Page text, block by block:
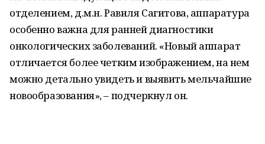
отделением, д.м.н. Равиля Сагитова, аппаратура
особенно важна для ранней диагностики
онкологических заболеваний. «Новый аппарат
отличается более четким изображением, на нем
можно детально увидеть и выявить мельчайшие
новообразования», – подчеркнул он.